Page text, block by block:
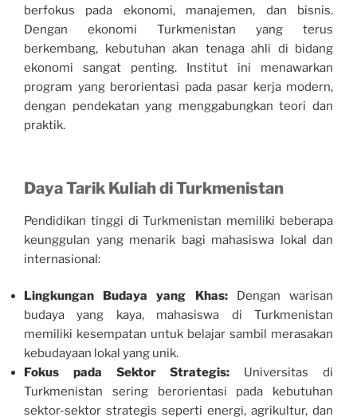
berfokus pada ekonomi, manajemen, dan bisnis.
Dengan ekonomi Turkmenistan yang terus
berkembang, kebutuhan akan tenaga ahli di bidang
ekonomi sangat penting. Institut ini menawarkan
program yang berorientasi pada pasar kerja modern,
dengan pendekatan yang menggabungkan teori dan
praktik.
Daya Tarik Kuliah di Turkmenistan
Pendidikan tinggi di Turkmenistan memiliki beberapa
keunggulan yang menarik bagi mahasiswa lokal dan
internasional:
Lingkungan Budaya yang Khas:Dengan warisan
budaya yang kaya, mahasiswa di Turkmenistan
memiliki kesempatan untuk belajar sambil merasakan
kebudayaan lokal yang unik.
Fokus pada Sektor Strategis: Universitas di
Turkmenistan sering berorientasi pada kebutuhan
sektor-sektor strategis seperti energi, agrikultur, dan